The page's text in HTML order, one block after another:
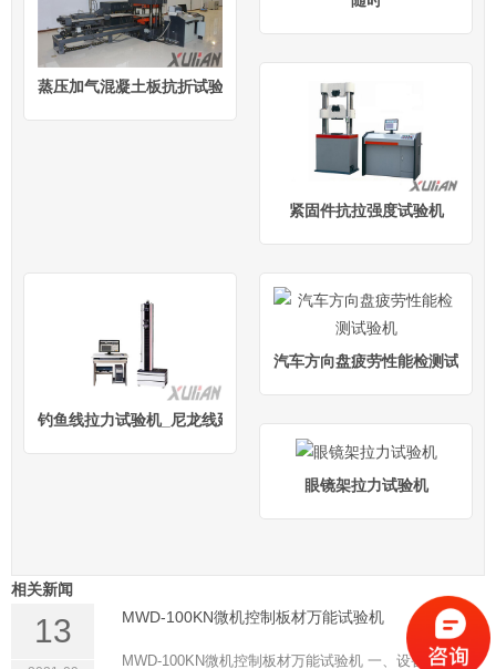
蒸压加气混凝土板抗折试验机
紧固件抗拉强度试验机
钓鱼线拉力试验机_尼龙线延伸率检测设备
汽车方向盘疲劳性能检测试验机
眼镜架拉力试验机
相关新闻
13 MWD-100KN微机控制板材万能试验机
MWD-100KN微机控制板材万能试验机 一、设备简介 本